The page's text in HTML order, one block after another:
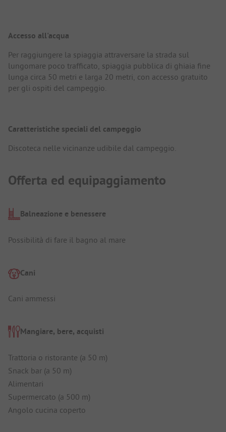
Accesso all'acqua
Per raggiungere la spiaggia attraversare la strada sul
lungomare poco trafficato, spiaggia pubblica di ghiaia fine
lunga circa 50 metri e larga 20 metri, con accesso gratuito
per gli ospiti del campeggio.
Caratteristiche speciali del campeggio
Discoteca nelle vicinanze udibile dal campeggio.
Offerta ed equipaggiamento
Balneazione e benessere
Possibilità di fare il bagno al mare
Cani
Cani ammessi
Mangiare, bere, acquisti
Trattoria o ristorante (a 50 m)
Snack bar (a 50 m)
Alimentari
Supermercato (a 500 m)
Angolo cucina coperto